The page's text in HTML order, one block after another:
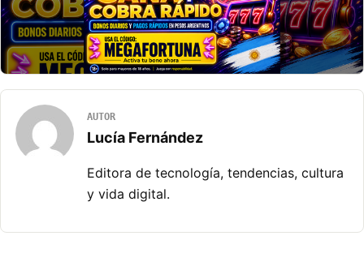
AUTOR
Lucía Fernández
Editora de tecnología, tendencias, cultura
y vida digital.